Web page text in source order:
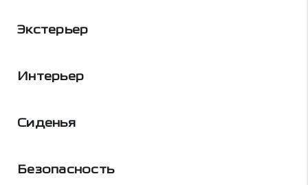
Экстерьер
Интерьер
Сиденья
Безопасность